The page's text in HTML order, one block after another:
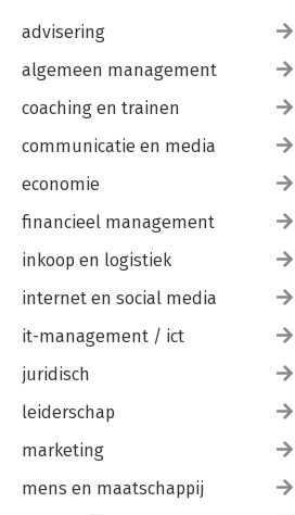
advisering
algemeen management
coaching en trainen
communicatie en media
economie
financieel management
inkoop en logistiek
internet en social media
it-management / ict
juridisch
leiderschap
marketing
mens en maatschappij